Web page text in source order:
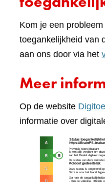
Kom je een
toegankelijkheid van
aan ons door via het
Meer
Op de website
informatie over